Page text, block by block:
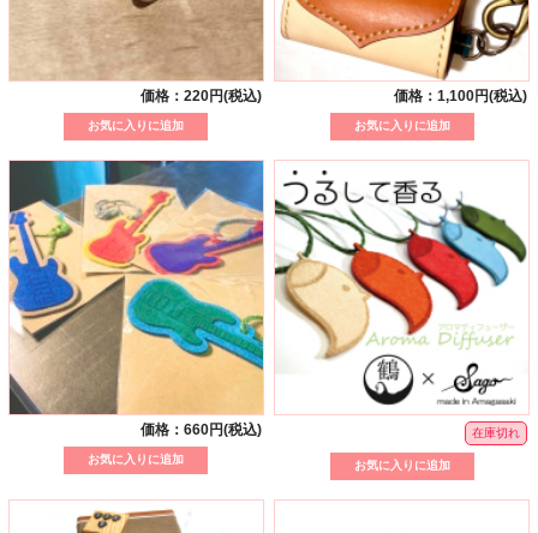
価格：220円(税込) 価格：1,100円(税込)
価格：660円(税込) 在庫切れ